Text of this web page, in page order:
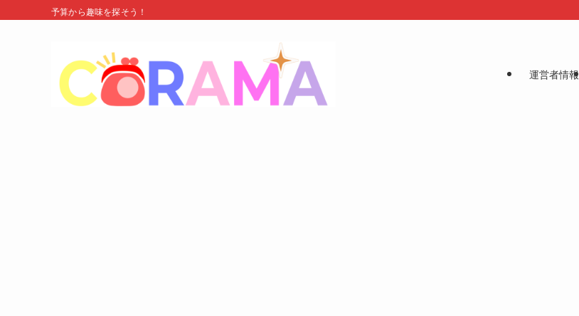
予算から趣味を探そう！
運営者情報